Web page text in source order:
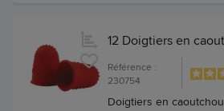
12 Doigtiers en
Référence :
230754
Doigtiers en